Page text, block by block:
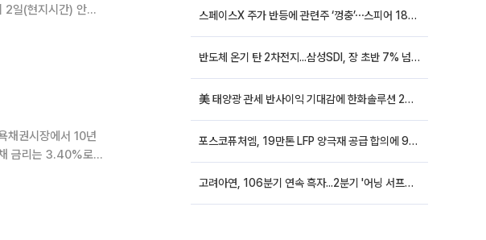
2일(현지시간) 안드
스페이스X 주가 반등에 관련주 ‘껑충’⋯스피어 18%ㆍ에이치브이엠 12%↑
반도체 온기 탄 2차전지...삼성SDI, 장 초반 7% 넘게 껑충
美 태양광 관세 반사이익 기대감에 한화솔루션 20%대·OCI홀딩스 14%대 급등
포스코퓨처엠, 19만톤 LFP 양극재 공급 합의에 9%대 강세
고려아연, 106분기 연속 흑자...2분기 '어닝 서프라이즈'에 장 초반 12%대 강세